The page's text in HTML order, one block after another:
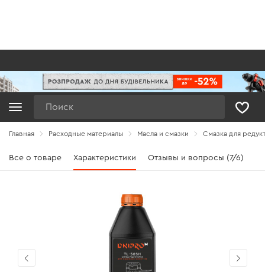
Главная Расходные материалы Масла и смазки Смазка для
Все о товаре Характеристики Отзывы и вопросы (7/6)